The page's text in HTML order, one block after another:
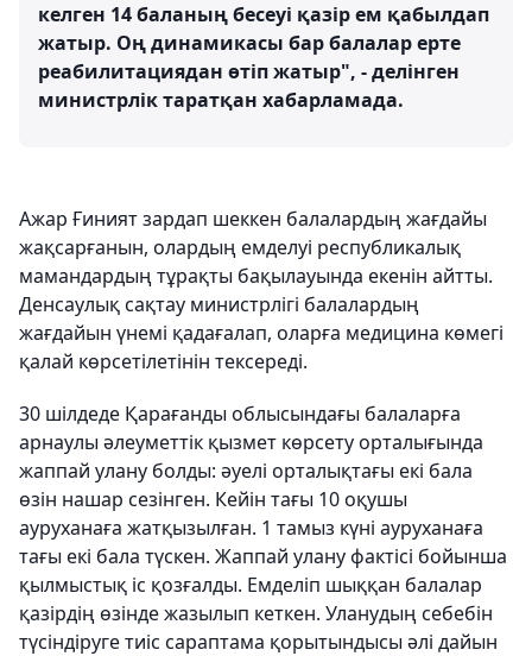
келген 14 баланың бесеуі қазір ем қабылдап
жатыр. Оң динамикасы бар балалар ерте
реабилитациядан өтіп жатыр", - делінген
министрлік таратқан хабарламада.
Ажар Ғиният зардап шеккен балалардың жағдайы
жақсарғанын, олардың емделуі республикалық
мамандардың тұрақты бақылауында екенін айтты.
Денсаулық сақтау министрлігі балалардың
жағдайын үнемі қадағалап, оларға медицина көмегі
қалай көрсетілетінін тексереді.
30 шілдеде Қарағанды ​​облысындағы балаларға
арнаулы әлеуметтік қызмет көрсету орталығында
жаппай улану болды: әуелі орталықтағы екі бала
өзін нашар сезінген. Кейін тағы 10 оқушы
ауруханаға жатқызылған. 1 тамыз күні ауруханаға
тағы екі бала түскен. Жаппай улану фактісі бойынша
қылмыстық іс қозғалды. Емделіп шыққан балалар
қазірдің өзінде жазылып кеткен. Уланудың себебін
түсіндіруге тиіс сараптама қорытындысы әлі дайын